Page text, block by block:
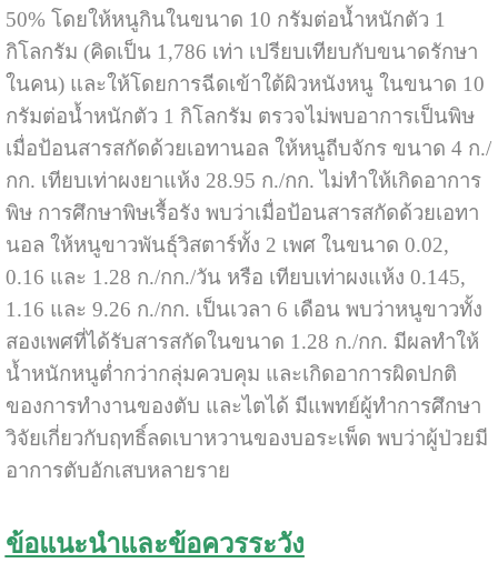
50% โดยให้หนูกินในขนาด 10 กรัมต่อน้ำหนักตัว 1
กิโลกรัม (คิดเป็น 1,786 เท่า เปรียบเทียบกับขนาดรักษา
ในคน) และให้โดยการฉีดเข้าใต้ผิวหนังหนู ในขนาด 10
กรัมต่อน้ำหนักตัว 1 กิโลกรัม ตรวจไม่พบอาการเป็นพิษ
เมื่อป้อนสารสกัดด้วยเอทานอล ให้หนูถีบจักร ขนาด 4 ก./
กก. เทียบเท่าผงยาแห้ง 28.95 ก./กก. ไม่ทำให้เกิดอาการ
พิษ การศึกษาพิษเรื้อรัง พบว่าเมื่อป้อนสารสกัดด้วยเอทา
นอล ให้หนูขาวพันธุ์วิสตาร์ทั้ง 2 เพศ ในขนาด 0.02,
0.16 และ 1.28 ก./กก./วัน หรือ เทียบเท่าผงแห้ง 0.145,
1.16 และ 9.26 ก./กก. เป็นเวลา 6 เดือน พบว่าหนูขาวทั้ง
สองเพศที่ได้รับสารสกัดในขนาด 1.28 ก./กก. มีผลทำให้
น้ำหนักหนูต่ำกว่ากลุ่มควบคุม และเกิดอาการผิดปกติ
ของการทำงานของตับ และไตได้ มีแพทย์ผู้ทำการศึกษา
วิจัยเกี่ยวกับฤทธิ์ลดเบาหวานของบอระเพ็ด พบว่าผู้ป่วยมี
อาการตับอักเสบหลายราย
ข้อแนะนำและข้อควรระวัง